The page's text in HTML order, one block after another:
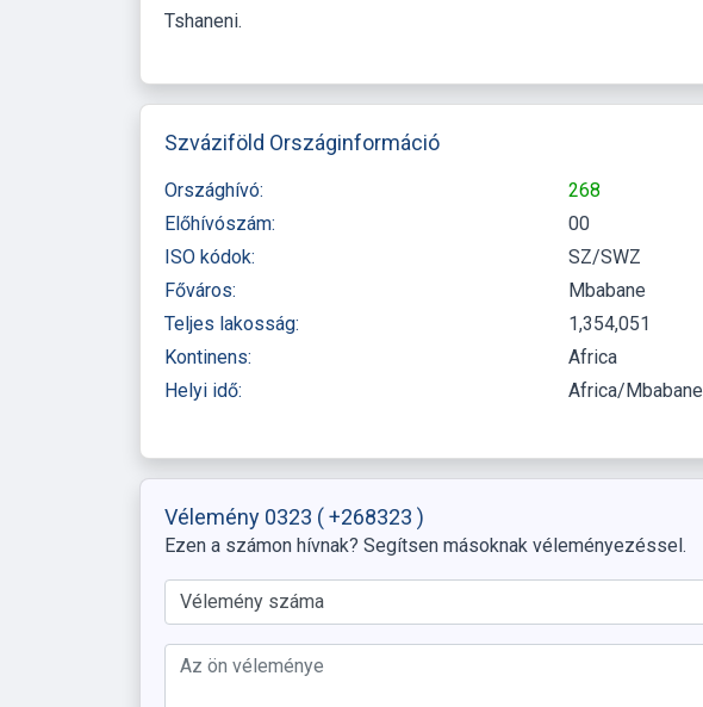
Tshaneni
Szváziföld Országinformáció
Országhívó:
268
Előhívószám:
00
ISO kódok:
SZ/SWZ
Főváros:
Mbabane
Teljes lakosság:
1,354,051
Kontinens:
Africa
Helyi idő:
Africa/Mbabane
Vélemény 0323 ( +268323 )
Ezen a számon hívnak? Segítsen másoknak véleményezéssel.